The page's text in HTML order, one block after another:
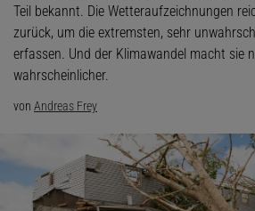
Teil bekannt. Die Wetteraufzeichnungen
zurück, um die extremsten, sehr
erfassen. Und der Klimawandel macht sie
wahrscheinlicher.
von Andreas Frey